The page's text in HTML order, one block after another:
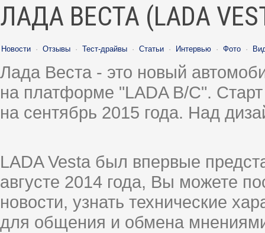
ЛАДА ВЕСТА (LADA
Новости · Отзывы · Тест-драйвы · Статьи · Интервью · Фото ·
Лада Веста - это новый
на платформе "LADA B/C".
на сентябрь 2015 года. Над
LADA Vesta был впервые
августе 2014 года, Вы можете
новости, узнать технические
для общения и обмена